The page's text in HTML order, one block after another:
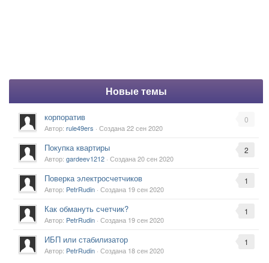
Новые темы
0
корпоратив
Автор: rule49ers · Создана22 сен 2020
2
Покупка квартиры
Автор: gardeev1212 · Создана20 сен 2020
1
Поверка электросчетчиков
Автор: PetrRudin · Создана 19 сен 2020
1
Как обмануть счетчик?
Автор: PetrRudin · Создана 19 сен 2020
1
ИБП или стабилизатор
Автор: PetrRudin · Создана 18 сен 2020